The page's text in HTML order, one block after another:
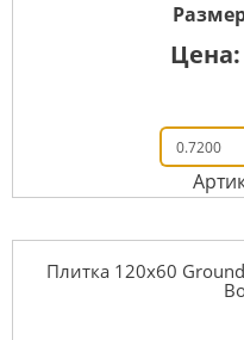
Цена:
Плитка 120x60